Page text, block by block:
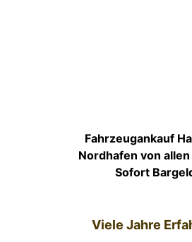
Fahrzeugankauf
Nordhafen von
Sofort
Viele Jahre